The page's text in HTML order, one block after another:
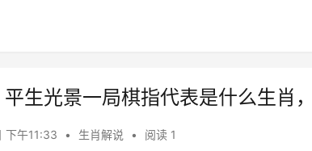
生光景一局棋指代表是什么生肖
下午11:33 • 生肖解说 • 阅读 1